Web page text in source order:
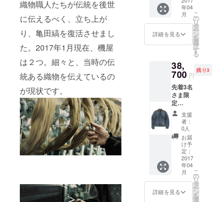
織物職人たちが伝統を後世
に伝えるべく、立ち上が
り、亀田縞を復活させまし
た。2017年1月現在、機屋
は２つ。細々と、当時の伝
統ある織物を伝えているの
が現状です。
パード
(税込
み・送
料込み)
サイズ
は28・
30・31
からお
選びい
ただけ
ます。
年04
月
詳細を見る
こ
の
リ
タ
ー
ン
を
選
択
す
る
38,
700 円
残り3
先着3名
さま限
定
10%OF
F カス
タムク
ラッ
シュデ
ニム
2ND G
ジャン
(税込
み・送
料込み)
サイズ
支援
者：
0人
お届
け予
定：
2017
年04
月
詳細を見る
こ
の
リ
タ
ー
ン
を
選